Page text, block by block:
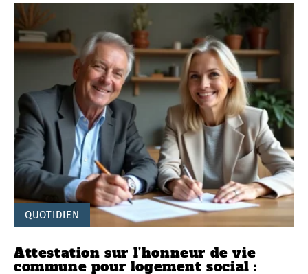
QUOTIDIEN
Attestation sur l’honneur de vie
commune pour logement social :